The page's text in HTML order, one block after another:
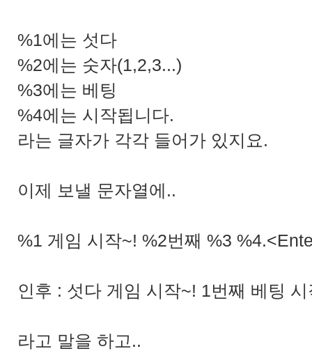
%1에는 섯다
%2에는 숫자(1,2,3...)
%3에는 베팅
%4에는 시작됩니다.
라는 글자가 각각 들어가 있지요.
이제 보낼 문자열에..
%1 게임 시작~! %2번째 %3
인후 : 섯다 게임 시작~! 1번째 베팅
라고 말을 하고..